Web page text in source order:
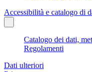
Accessibilità e catalogo di
Catalogo dei dati,
Regolamenti
Dati ulteriori